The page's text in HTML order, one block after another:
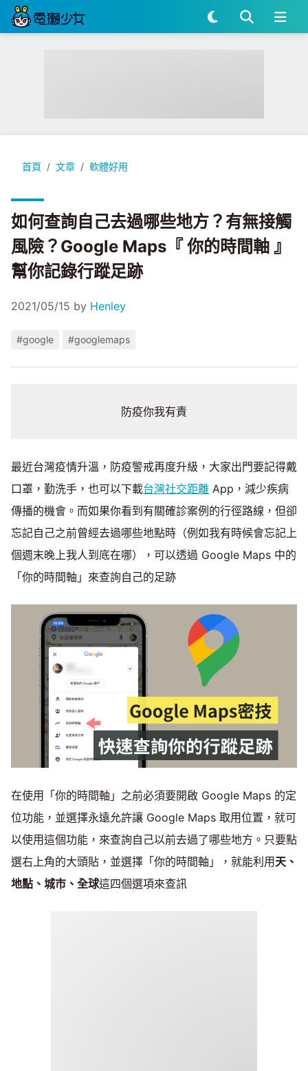
首頁 文章 軟體好用
如何查詢自己去過哪些地方？有無接觸風險？Google Maps『
如何查詢自己去過哪些地方？有無接觸
風險？Google Maps『 你的時間軸 』
幫你記錄行蹤足跡
2021/05/15 by Henley
#google #googlemaps
防疫你我有責
最近台灣疫情升溫，防疫警戒再度升級，大家出門要記得戴
口罩，勤洗手，也可以下載台灣社交距離 App，減少疾病
傳播的機會。而如果你看到有關確診案例的行徑路線，但卻
忘記自己之前曾經去過哪些地點時（例如我有時候會忘記上
個週末晚上我人到底在哪），可以透過 Google Maps 中的
「你的時間軸」來查詢自己的足跡
在使用「你的時間軸」之前必須要開啟 Google Maps 的定
位功能，並選擇永遠允許讓 Google Maps 取用位置，就可
以使用這個功能，來查詢自己以前去過了哪些地方。只要點
選右上角的大頭貼，並選擇「你的時間軸」，就能利用 天、
地點、城市、全球這四個選項來查訊